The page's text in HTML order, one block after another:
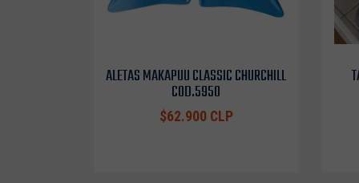
ALETAS MAKAPUU CLASSIC CHURCHILL
COD.5950
$62.900 CLP